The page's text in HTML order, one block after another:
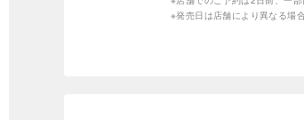
※発売日は店舗により異なる場